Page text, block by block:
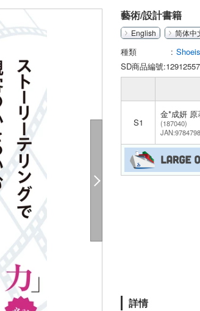
藝術/設計書籍
English 简体中
種類
SD商品編號:12912557
S1
金*成妍
(187040)
詳情